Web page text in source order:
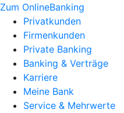
Zum OnlineBanking
Privatkunden
Firmenkunden
Private Banking
Banking & Verträge
Karriere
Meine Bank
Service & Mehrwerte